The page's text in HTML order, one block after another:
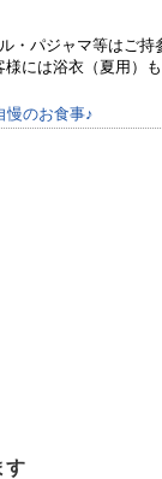
ジャマ等はご持
は浴衣（夏用）も
のお食事♪
す